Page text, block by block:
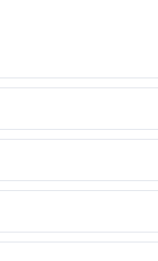
i demakijaż, wypróbuj Płyn
jednocześnie kojąc skórę.
Phosphate, Sodium
Kernel Oil, Limonene, Linalool,
Geraniol, Haematococcus
bez pocierania. Nie spłukuj.